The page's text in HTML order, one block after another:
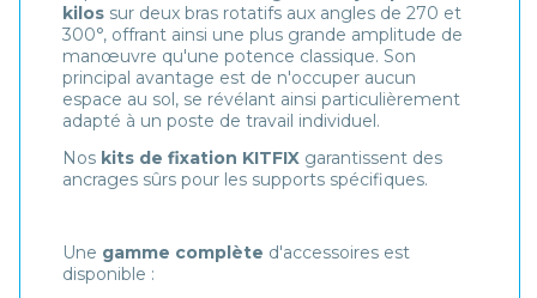
kilos sur deux bras rotatifs aux angles de 270 et
300°, offrant ainsi une plus grande amplitude de
manœuvre qu'une potence classique. Son
principal avantage est de n'occuper aucun
espace au sol, se révélant ainsi particulièrement
adapté à un poste de travail individuel.
Nos kits de fixation KITFIX garantissent des
ancrages sûrs pour les supports spécifiques.
Une gamme complète d'accessoires est
disponible :